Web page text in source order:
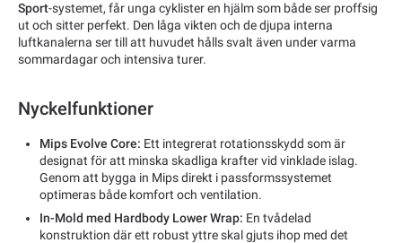
Sport-systemet, får unga cyklister en hjälm som både ser proffsig
ut och sitter perfekt. Den låga vikten och de djupa interna
luftkanalerna ser till att huvudet hålls svalt även under varma
sommardagar och intensiva turer.
Nyckelfunktioner
Mips Evolve Core: Ett integrerat rotationsskydd som är
designat för att minska skadliga krafter vid vinklade islag.
Genom att bygga in Mips direkt i passformssystemet
optimeras både komfort och ventilation.
In-Mold med Hardbody Lower Wrap: En tvådelad
konstruktion där ett robust yttre skal gjuts ihop med det